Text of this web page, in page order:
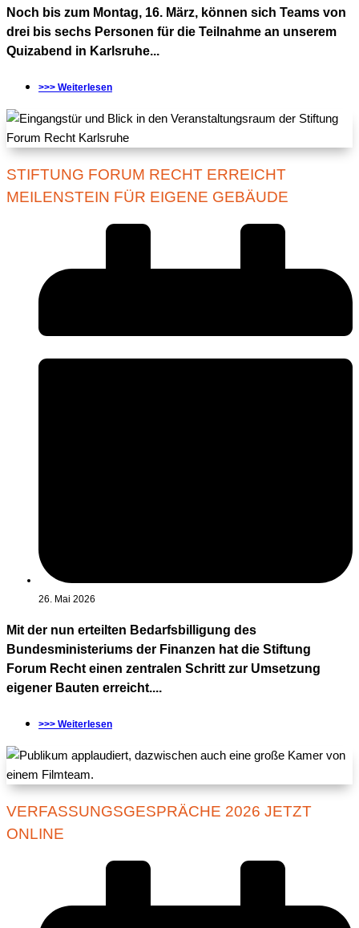
Noch bis zum Montag, 16. März, können sich Teams von
drei bis sechs Personen für die Teilnahme an unserem
Quizabend in Karlsruhe...
>>> Weiterlesen
STIFTUNG FORUM RECHT ERREICHT
MEILENSTEIN FÜR EIGENE GEBÄUDE
26. Mai 2026
Mit der nun erteilten Bedarfsbilligung des
Bundesministeriums der Finanzen hat die Stiftung
Forum Recht einen zentralen Schritt zur Umsetzung
eigener Bauten erreicht....
>>> Weiterlesen
VERFASSUNGSGESPRÄCHE 2026 JETZT
ONLINE